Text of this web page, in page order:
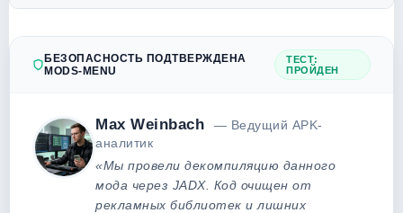
БЕЗОПАСНОСТЬ ПОДТВЕРЖДЕНА
MODS-MENU
ТЕСТ:
ПРОЙДЕН
Max Weinbach
— Ведущий APK-
аналитик
«Мы провели декомпиляцию данного
мода через JADX. Код очищен от
рекламных библиотек и лишних